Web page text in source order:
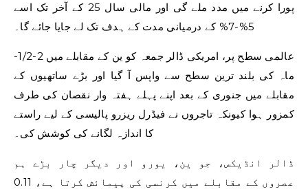
پورا کرنے میں مدد ملے گی اور مالی سال 25 کے آخر تک اسے
5%-7% کے درمیانی مدت کے ہدف تک لے جایا جائے گا۔
عالمی سطح پر، امریکی ڈالر جمعہ کو ین کے مقابلے میں 2-1/2-
ماہ کی بلند ترین سطح سے واپس آ گیا اور بڑے ساتھیوں کے
مقابلے میں جنوری کے بعد اپنے پہلے ہفتہ وار نقصان کی طرف
کمزور ہوا کیونکہ تاجروں نے فیڈرل ریزرو پالیسی کے لیے راستے
کا اندازہ لگانے کی کوشش کی۔
ڈالر انڈیکس، جو ین، یورو اور دیگر چار بڑے ہم
عصروں کے مقابلے میں کرنسی کی پیمائش کرتا ہے، 0.11